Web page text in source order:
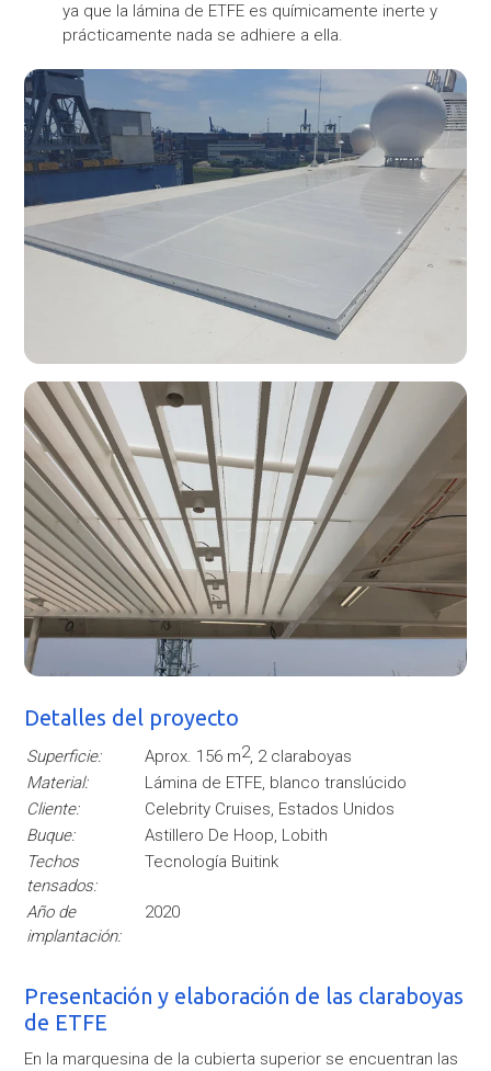
ya que la lámina de ETFE es químicamente inerte y
prácticamente nada se adhiere a ella.
Detalles del proyecto
Superficie: Aprox. 156 m2, 2 claraboyas
Material:
Lámina de ETFE, blanco translúcido
Cliente:
Celebrity Cruises, Estados Unidos
Buque:
Astillero De Hoop, Lobith
Techos
tensados:
Tecnología Buitink
Año de
implantación:
2020
Presentación y elaboración de las claraboyas
de ETFE
En la marquesina de la cubierta superior se encuentran las